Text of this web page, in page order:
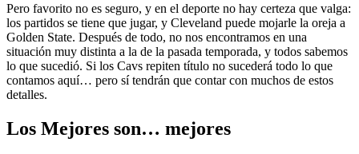
Pero favorito no es seguro, y en el deporte no hay certeza que valga:
los partidos se tiene que jugar, y Cleveland puede mojarle la oreja a
Golden State. Después de todo, no nos encontramos en una
situación muy distinta a la de la pasada temporada, y todos sabemos
lo que sucedió. Si los Cavs repiten título no sucederá todo lo que
contamos aquí… pero sí tendrán que contar con muchos de estos
detalles.
Los Mejores son… mejores